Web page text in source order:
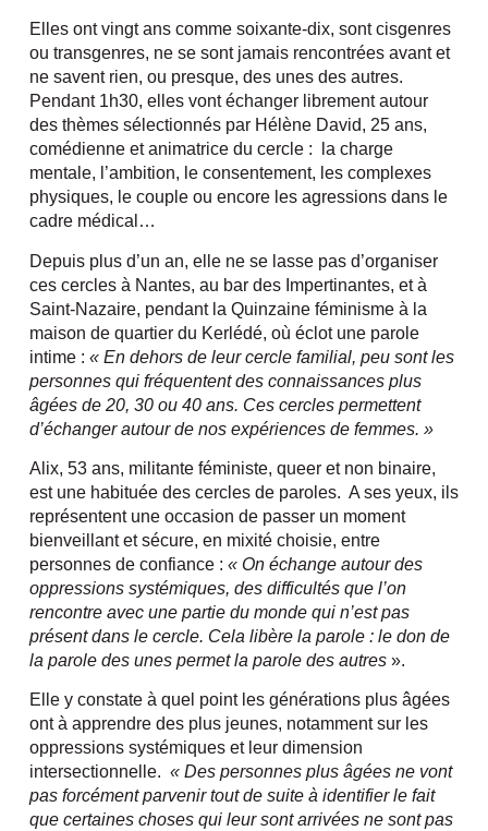
Elles ont vingt ans comme soixante-dix, sont cisgenres
ou transgenres, ne se sont jamais rencontrées avant et
ne savent rien, ou presque, des unes des autres.
Pendant 1h30, elles vont échanger librement autour
des thèmes sélectionnés par Hélène David, 25 ans,
comédienne et animatrice du cercle :
la charge
mentale, l’ambition, le consentement, les complexes
physiques, le couple ou encore les agressions dans le
cadre médical…
Depuis plus d’un an, elle ne se lasse pas d’organiser
ces cercles à Nantes, au bar des Impertinantes, et à
Saint-Nazaire, pendant la Quinzaine féminisme à la
maison de quartier du Kerlédé, où éclot une parole
intime : « En dehors de leur cercle familial, peu sont les
personnes qui fréquentent des connaissances plus
âgées de 20, 30 ou 40 ans. Ces cercles permettent
d’échanger autour de nos expériences de femmes. »
Alix, 53 ans, militante féministe, queer et non binaire,
est une habituée des cercles de paroles. A ses yeux, ils
représentent une occasion de passer un moment
bienveillant et sécure, en mixité choisie, entre
personnes de confiance : « On échange autour des
oppressions systémiques, des difficultés que l’on
rencontre avec une partie du monde qui n’est pas
présent dans le cercle. Cela libère la parole : le don de
la parole des unes permet la parole des autres».
Elle y constate à quel point les générations plus âgées
ont à apprendre des plus jeunes, notamment sur les
oppressions systémiques et leur dimension
intersectionnelle. « Des personnes plus âgées ne vont
pas forcément parvenir tout de suite à identifier le fait
que certaines choses qui leur sont arrivées ne sont pas